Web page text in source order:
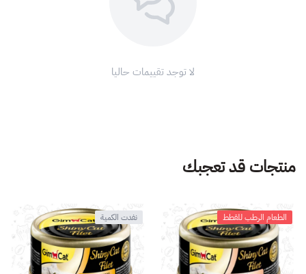
لا توجد تقييمات حاليا
منتجات قد تعجبك
الطعام الرطب للقطط نفدت الكمية